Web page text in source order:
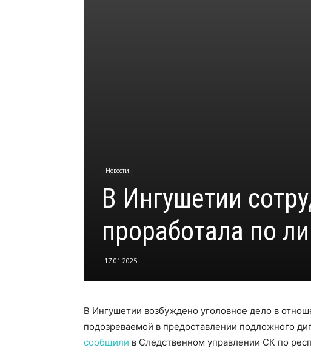
Новости
В Ингушетии
проработала по
17.01.2025
В Ингушетии возбуждено уголовное дело в
подозреваемой в предоставлении подложного
сообщили в Следственном управлении СК по